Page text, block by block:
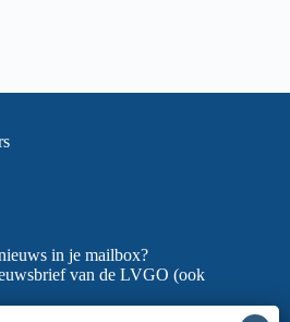
in je mailbox?
van de LVGO (ook